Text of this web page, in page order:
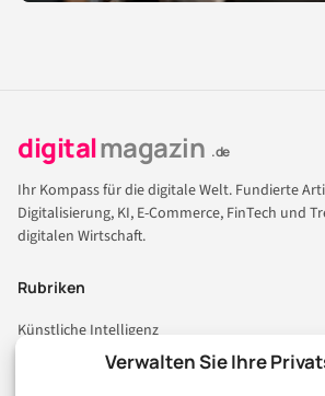
Verwalten Sie Ihre
digitalmagazin .de
Ihr Kompass für die digitale Welt. Fundierte
Digitalisierung, KI, E-Commerce, FinTech und
digitalen Wirtschaft.
Rubriken
Künstliche Intelligenz
Technologie & IT